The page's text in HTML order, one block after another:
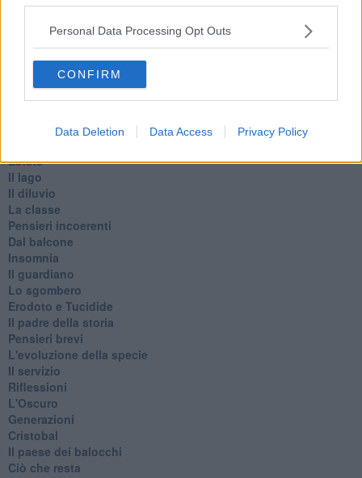
Personal Data Processing Opt Outs
CONFIRM
Data Deletion Data Access Privacy Policy
Passanti
Continuando, la nonna e il carretto
Metaverso smart
Confessioni autoreferenziali
Estate
Il lago
Il diluvio
La classe
Pensieri incoerenti
Dal balcone
Insomnia
Il guardiano
Lo sgombero
Erodoto e Tucidide
Il padre della storia
Pensieri brevi
L'evoluzione della specie
Il servizio
Riflessioni
L'Oscuro
Generazioni
Cristobal
Il paese dei balocchi
Ciò che resta